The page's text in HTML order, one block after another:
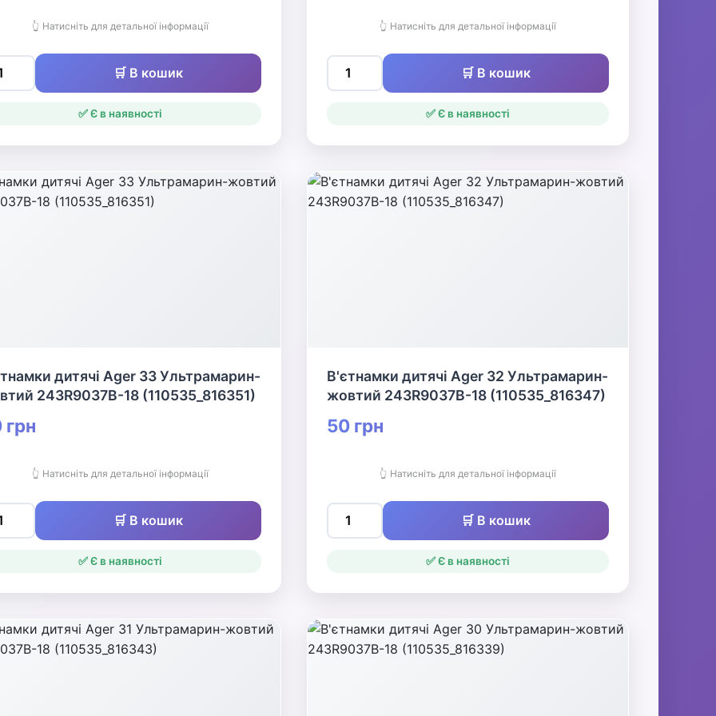
👆 Натисніть для детальної інформації
🛒 В кошик
✅ Є в наявності
👆 Натисніть для детальної інформації
🛒 В кошик
✅ Є в наявності
дитячі Ager 33 Ультрамарин-
243R9037B-18 (110535_816351)
грн
👆 Натисніть для детальної інформації
🛒 В кошик
✅ Є в наявності
В'єтнамки дитячі Ager 32 Ультрамарин-
жовтий 243R9037B-18 (110535_816347)
50 грн
👆 Натисніть для детальної інформації
🛒 В кошик
✅ Є в наявності